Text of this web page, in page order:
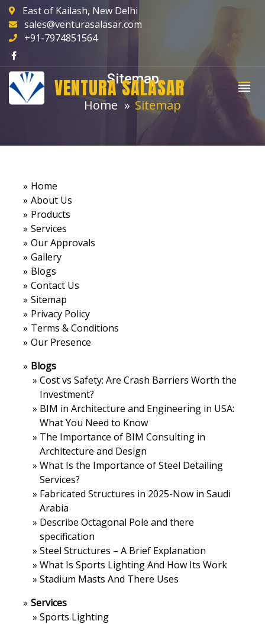
East of Kailash, New Delhi
sales@venturasalasar.com
+91-7974851564
VENTURA SALASAR
Sitemap
Home Sitemap
» Home
» About Us
» Products
» Services
» Our Approvals
» Gallery
» Blogs
» Contact Us
» Sitemap
» Privacy Policy
» Terms & Conditions
» Our Presence
» Blogs
» Cost vs Safety: Are Crash Barriers Worth the
Investment?
» BIM in Architecture and Engineering in USA:
What You Need to Know
» The Importance of BIM Consulting in
Architecture and Design
» What Is the Importance of Steel Detailing
Services?
» Fabricated Structures in 2025-Now in Saudi
Arabia
» Describe Octagonal Pole and there
specification
» Steel Structures – A Brief Explanation
» What Is Sports Lighting And How Its Work
» Stadium Masts And There Uses
» Services
» Sports Lighting